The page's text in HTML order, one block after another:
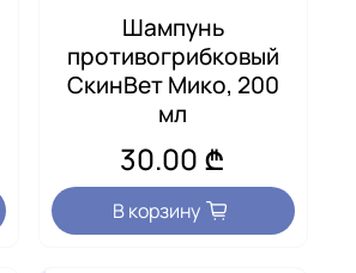
Шампунь
противогрибковый
СкинВет Мико, 200
мл
30.00 ₾
В корзину